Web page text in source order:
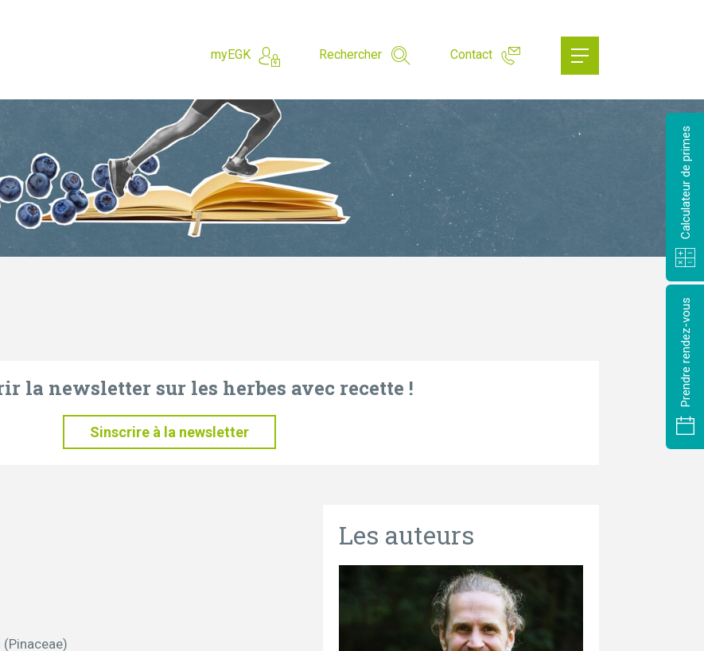
Calculateur de primes
Prendre rendez-vous
myEGK Rechercher Contact
la newsletter sur les herbes avec recette !
Sinscrire à la newsletter
Les auteurs